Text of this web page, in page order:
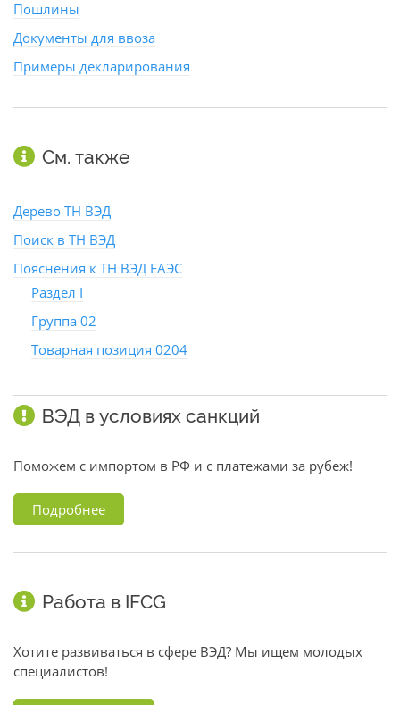
Пошлины
Документы для ввоза
Примеры декларирования
См. также
Дерево ТН ВЭД
Поиск в ТН ВЭД
Пояснения к ТН ВЭД ЕАЭС
Раздел I
Группа 02
Товарная позиция 0204
ВЭД в условиях санкций
Поможем с импортом в РФ и с платежами за рубеж!
Подробнее
Работа в IFCG
Хотите развиваться в сфере ВЭД? Мы ищем молодых
специалистов!